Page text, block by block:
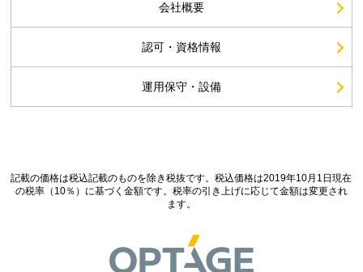
会社概要
認可・資格情報
運用保守・設備
記載の価格は税込記載のものを除き税抜です。税込価格は2019年10月1日現在
の税率（10％）に基づく金額です。税率の引き上げに応じて金額は変更され
ます。